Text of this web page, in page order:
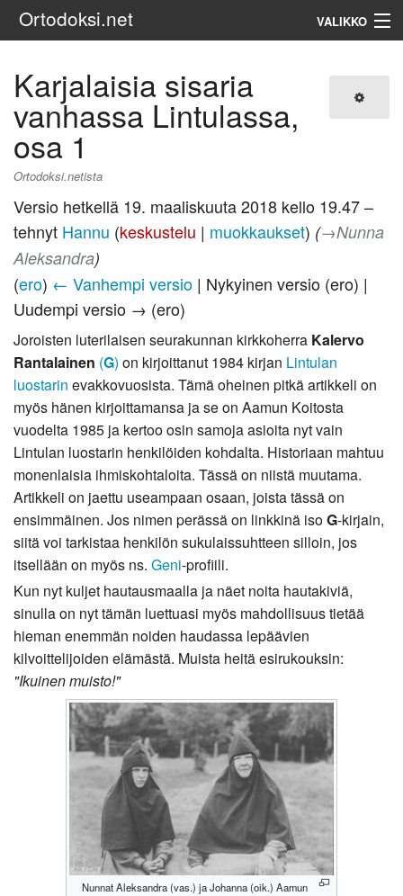
Ortodoksi.net VALIKKO
Haku
Karjalaisia sisaria
vanhassa Lintulassa,
osa 1
Ortodoksi.netista
Versio hetkellä 19. maaliskuuta 2018 kello 19.47 –
tehnyt Hannu (keskustelu | muokkaukset) (→‎Nunna
Aleksandra)
(ero) ← Vanhempi versio | Nykyinen versio (ero) |
Uudempi versio → (ero)
Joroisten luterilaisen seurakunnan kirkkoherra Kalervo
Rantalainen (G) on kirjoittanut 1984 kirjan Lintulan
luostarin evakkovuosista. Tämä oheinen pitkä artikkeli on
myös hänen kirjoittamansa ja se on Aamun Koitosta
vuodelta 1985 ja kertoo osin samoja asioita nyt vain
Lintulan luostarin henkilöiden kohdalta. Historiaan mahtuu
monenlaisia ihmiskohtaloita. Tässä on niistä muutama.
Artikkeli on jaettu useampaan osaan, joista tässä on
ensimmäinen. Jos nimen perässä on linkkinä isoG-kirjain,
siitä voi tarkistaa henkilön sukulaissuhtteen silloin, jos
itsellään on myös ns. Geni-profiili.
Kun nyt kuljet hautausmaalla ja näet noita hautakiviä,
sinulla on nyt tämän luettuasi myös mahdollisuus tietää
hieman enemmän noiden haudassa lepäävien
kilvoittelijoiden elämästä. Muista heitä esirukouksin:
"Ikuinen muisto!"
Nunnat Aleksandra (vas.) ja Johanna (oik.) Aamun